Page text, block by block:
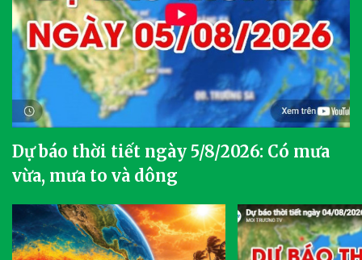
Dự báo thời tiết ngày 5/8/2026: Có mưa
vừa, mưa to và dông